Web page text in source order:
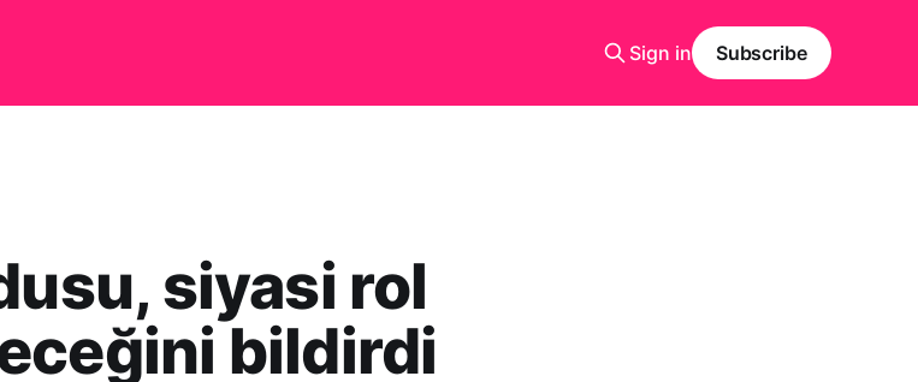
Sign in Subscribe
siyasi rol
bildirdi